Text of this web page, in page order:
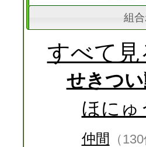
組
すべて見
せきつ
ほにゅ
仲間 （130